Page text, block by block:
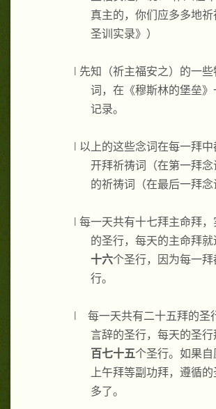
真主的，你们应多多地祈
圣训实录》）
l 先知（祈主福安之）的一
词，在《穆斯林的堡垒》
记录。
l 以上的这些念词在每一拜
开拜祈祷词（在第一拜
的祈祷词（在最后一拜念
l 每一天共有十七拜主命拜
的圣行，每天的主命拜就
十六个圣行，因为每一
行。
l
每一天共有二十五拜的圣
言辞的圣行，每天的圣行
百七十五个圣行。如果自
上午拜等副功拜，遵循
多了。